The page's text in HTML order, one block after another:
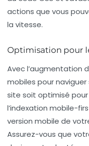
actions que vous
la vitesse.
Optimisation pour
Avec l’augmentation
mobiles pour
site soit optimisé
l’indexation mobile-
version mobile de
Assurez-vous que